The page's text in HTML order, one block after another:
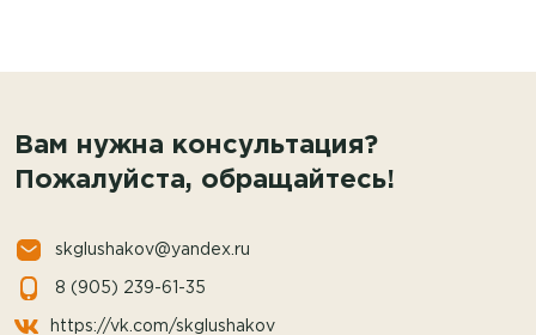
Вам нужна консультация?
Пожалуйста, обращайтесь!
skglushakov@yandex.ru
8 (905) 239-61-35
https://vk.com/skglushakov